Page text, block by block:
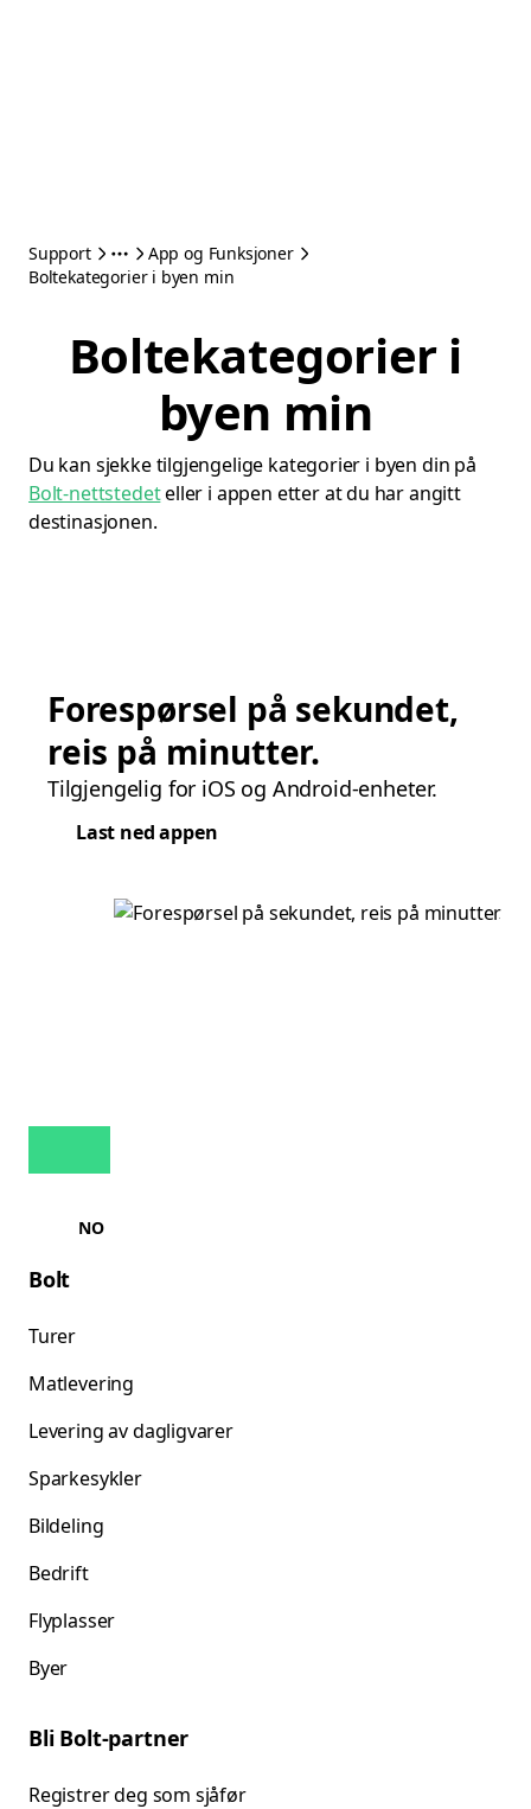
Support
App og Funksjoner
Boltekategorier i byen min
Boltekategorier i
byen min
Du kan sjekke tilgjengelige kategorier i byen din på
Bolt-nettstedeteller i appen etter at du har angitt
destinasjonen.
Forespørsel på sekundet,
reis på minutter.
Tilgjengelig for iOS og Android-enheter.
Last ned appen
NO
Bolt
Turer
Matlevering
Levering av dagligvarer
Sparkesykler
Bildeling
Bedrift
Flyplasser
Byer
Bli Bolt-partner
Registrer deg som sjåfør